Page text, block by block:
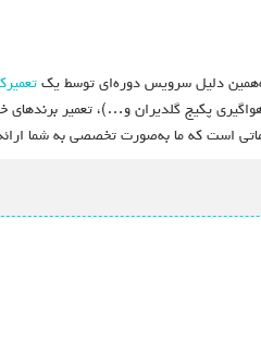
دلیل سرویس دوره‌ای توسط یک
پکیج گلدیران و…)، تعمیر برندهای
است که ما به‌صورت تخصصی به شما